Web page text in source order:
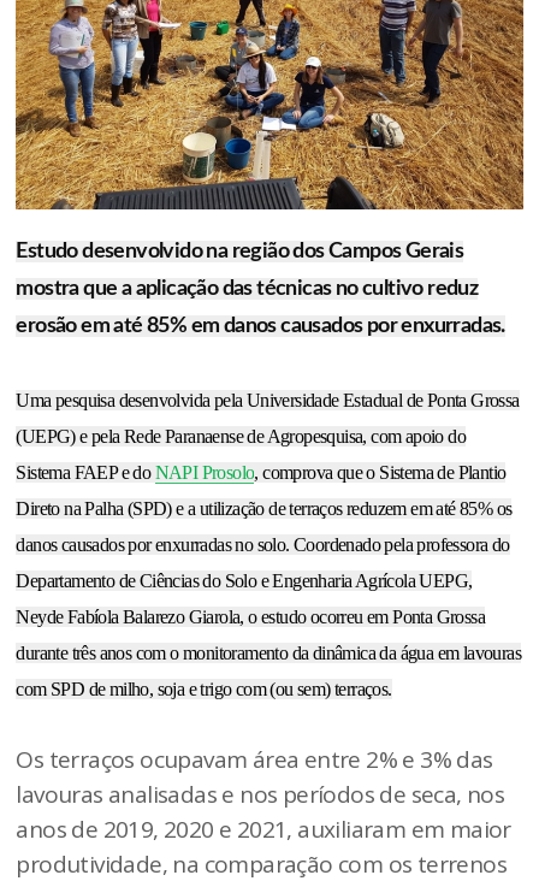
Estudo desenvolvido na região dos Campos Gerais
mostra que a aplicação das técnicas no cultivo reduz
erosão em até 85% em danos causados por enxurradas.
Uma pesquisa desenvolvida pela Universidade Estadual de Ponta Grossa
(UEPG) e pela Rede Paranaense de Agropesquisa, com apoio do
Sistema FAEP e doNAPI Prosolo, comprova que o Sistema de Plantio
Direto na Palha (SPD) e a utilização de terraços reduzem em até 85% os
danos causados por enxurradas no solo. Coordenado pela professora do
Departamento de Ciências do Solo e Engenharia Agrícola UEPG,
Neyde Fabíola Balarezo Giarola, o estudo ocorreu em Ponta Grossa
durante três anos com o monitoramento da dinâmica da água em lavouras
com SPD de milho, soja e trigo com (ou sem) terraços.
Os terraços ocupavam área entre 2% e 3% das
lavouras analisadas e nos períodos de seca, nos
anos de 2019, 2020 e 2021, auxiliaram em maior
produtividade, na comparação com os terrenos